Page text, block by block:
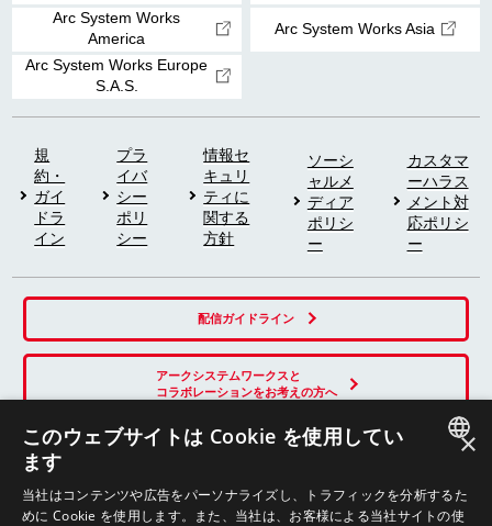
Arc System Works
America
Arc System Works Asia
Arc System Works Europe
S.A.S.
規
約・
ガイ
ドラ
イン
プラ
イバ
シー
ポリ
シー
情報セ
キュリ
ティに
関する
方針
ソーシ
ャルメ
ディア
ポリシ
ー
カスタマ
ーハラス
メント対
応ポリシ
ー
配信ガイドライン
アークシステムワークスと
コラボレーションをお考えの方へ
SNS
ENGLISH
×
このウェブサイトは Cookie を使用してい
ます
当社はコンテンツや広告をパーソナライズし、トラフィックを分析するた
めに Cookie を使用します。また、当社は、お客様による当社サイトの使